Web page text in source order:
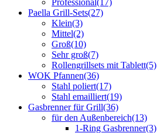
Professional(17)
Paella Grill-Sets(27)
Klein(3)
Mittel(2)
Groß(10)
Sehr groß(7)
Rollengrillsets mit Tablett(5)
WOK Pfannen(36)
Stahl poliert(17)
Stahl emailliert(19)
Gasbrenner für Grill(36)
für den Außenbereich(13)
1-Ring Gasbrenner(3)